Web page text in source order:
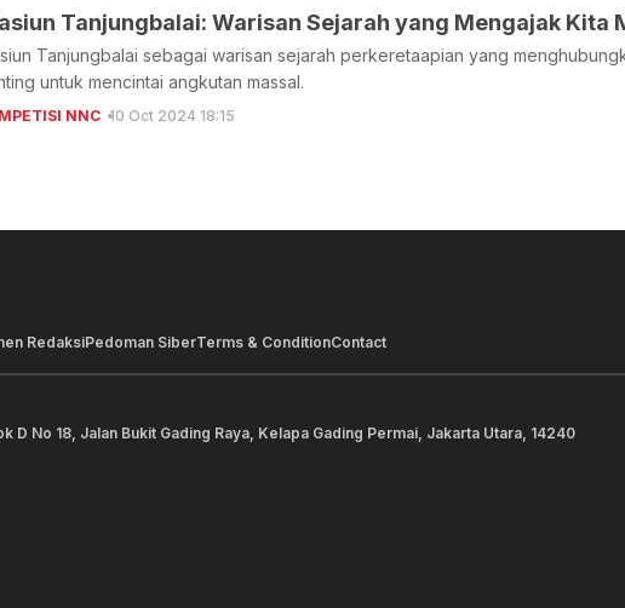
Tanjungbalai: Warisan Sejarah yang Mengajak Kita
Tanjungbalai sebagai warisan sejarah perkeretaapian yang
untuk mencintai angkutan massal.
NNC 10 Oct 2024 18:15
RedaksiPedoman SiberTerms & ConditionContact
D No 18, Jalan Bukit Gading Raya, Kelapa Gading Permai, Jakarta Utara, 14240